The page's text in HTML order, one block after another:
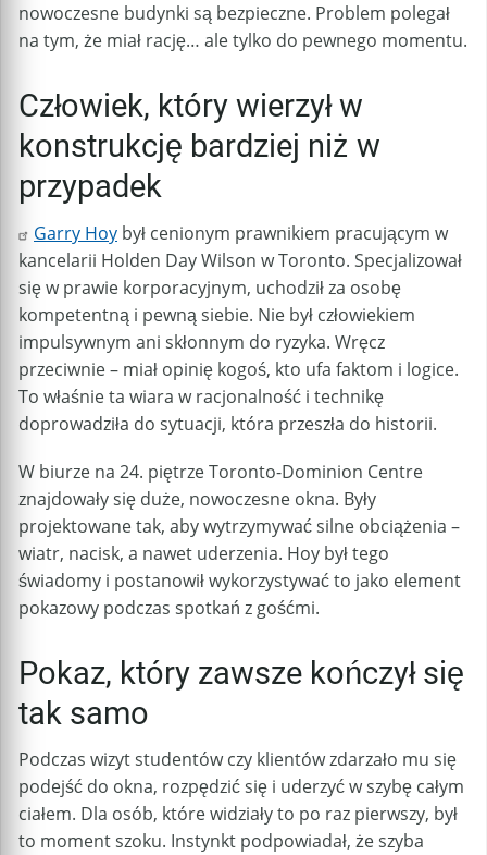
nowoczesne budynki są bezpieczne. Problem polegał
na tym, że miał rację… ale tylko do pewnego momentu.
Człowiek, który wierzył w
konstrukcję bardziej niż w
przypadek
Garry Hoy był cenionym prawnikiem pracującym w
kancelarii Holden Day Wilson w Toronto. Specjalizował
się w prawie korporacyjnym, uchodził za osobę
kompetentną i pewną siebie. Nie był człowiekiem
impulsywnym ani skłonnym do ryzyka. Wręcz
przeciwnie – miał opinię kogoś, kto ufa faktom i logice.
To właśnie ta wiara w racjonalność i technikę
doprowadziła do sytuacji, która przeszła do historii.
W biurze na 24. piętrze Toronto-Dominion Centre
znajdowały się duże, nowoczesne okna. Były
projektowane tak, aby wytrzymywać silne obciążenia –
wiatr, nacisk, a nawet uderzenia. Hoy był tego
świadomy i postanowił wykorzystywać to jako element
pokazowy podczas spotkań z gośćmi.
Pokaz, który zawsze kończył się
tak samo
Podczas wizyt studentów czy klientów zdarzało mu się
podejść do okna, rozpędzić się i uderzyć w szybę całym
ciałem. Dla osób, które widziały to po raz pierwszy, był
to moment szoku. Instynkt podpowiadał, że szyba